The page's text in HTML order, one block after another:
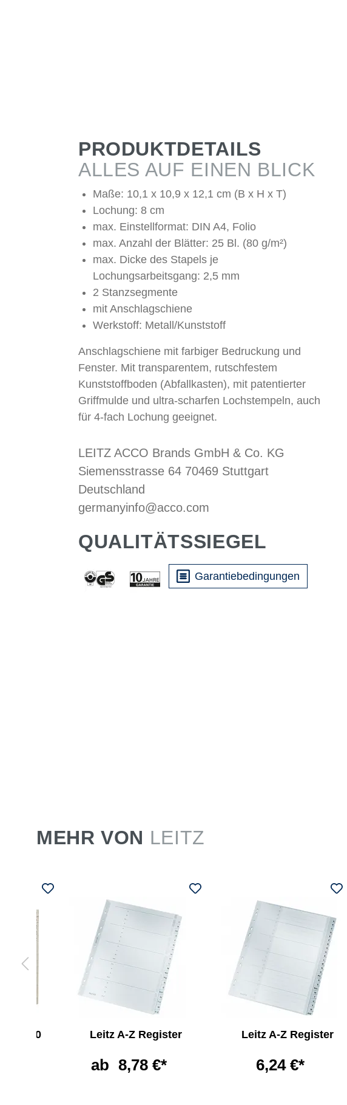
PRODUKTDETAILS
ALLES AUF EINEN BLICK
Maße: 10,1 x 10,9 x 12,1 cm (B x H x T)
Lochung: 8 cm
max. Einstellformat: DIN A4, Folio
max. Anzahl der Blätter: 25 Bl. (80 g/m²)
max. Dicke des Stapels je
Lochungsarbeitsgang: 2,5 mm
2 Stanzsegmente
mit Anschlagschiene
Werkstoff: Metall/Kunststoff
Anschlagschiene mit farbiger Bedruckung und
Fenster. Mit transparentem, rutschfestem
Kunststoffboden (Abfallkasten), mit patentierter
Griffmulde und ultra-scharfen Lochstempeln, auch
für 4-fach Lochung geeignet.
LEITZ ACCO Brands GmbH & Co. KG
Siemensstrasse 64 70469 Stuttgart
Deutschland
germanyinfo@acco.com
QUALITÄTSSIEGEL
Garantiebedingungen
MEHR VON LEITZ
360
Leitz A-Z Register
ab 8,78 €*
Leitz A-Z Register
6,24 €*